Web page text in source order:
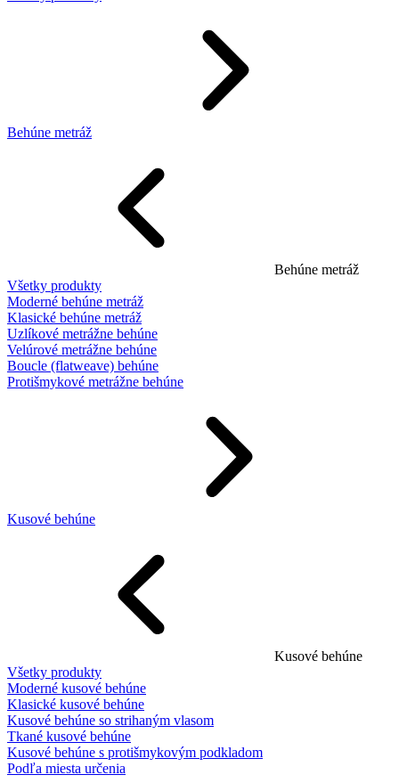
Behúne metráž
Behúne metráž
Všetky produkty
Moderné behúne metráž
Klasické behúne metráž
Uzlíkové metrážne behúne
Velúrové metrážne behúne
Boucle (flatweave) behúne
Protišmykové metrážne behúne
Kusové behúne
Kusové behúne
Všetky produkty
Moderné kusové behúne
Klasické kusové behúne
Kusové behúne so strihaným vlasom
Tkané kusové behúne
Kusové behúne s protišmykovým podkladom
Podľa miesta určenia